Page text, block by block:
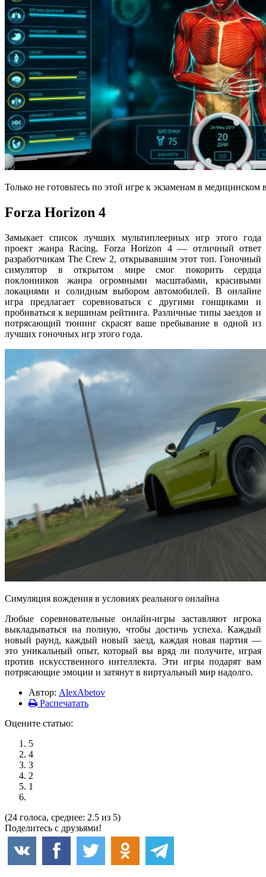
Только не готовьтесь по этой игре к экзаменам в медицинском
Forza Horizon 4
Замыкает список лучших мультиплеерных игр этого года
проект жанра Racing. Forza Horizon 4 — отличный ответ
разработчикам The Crew 2, открывавшим этот топ. Гоночный
симулятор в открытом мире смог покорить сердца
поклонников жанра огромными масштабами, красивыми
локациями и солидным выбором автомобилей. В онлайне
игра предлагает соревноваться с другими гонщиками и
пробиваться к вершинам рейтинга. Различные типы заездов и
потрясающий тюнинг скрасят ваше пребывание в одной из
лучших гоночных игр этого года.
Симуляция вождения в условиях реального онлайна
Любые соревновательные онлайн-игры заставляют игрока
выкладываться на полную, чтобы достичь успеха. Каждый
новый раунд, каждый новый заезд, каждая новая партия —
это уникальный опыт, который вы вряд ли получите, играя
против искусственного интеллекта. Эти игры подарят вам
потрясающие эмоции и затянут в виртуальный мир надолго.
Автор: AlexAbetov
Распечатать
Оцените статью:
5
4
3
2
1
(24 голоса, среднее: 2.5 из 5)
Поделитесь с друзьями!